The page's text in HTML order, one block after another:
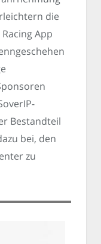
die
App
Bestandteil
bei, den
zu